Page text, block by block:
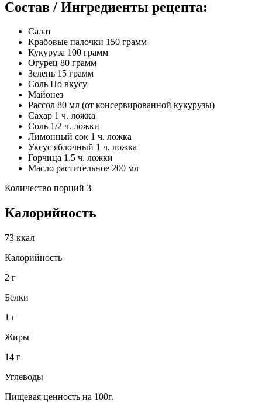
Состав / Ингредиенты рецепта:
Салат
Крабовые палочки 150 грамм
Кукуруза 100 грамм
Огурец 80 грамм
Зелень 15 грамм
Соль По вкусу
Майонез
Рассол 80 мл (от консервированной кукурузы)
Сахар 1 ч. ложка
Соль 1/2 ч. ложки
Лимонный сок 1 ч. ложка
Уксус яблочный 1 ч. ложка
Горчица 1.5 ч. ложки
Масло растительное 200 мл
Количество порций 3
Калорийность
73 ккал
Калорийность
2 г
Белки
1 г
Жиры
14 г
Углеводы
Пищевая ценность на 100г.